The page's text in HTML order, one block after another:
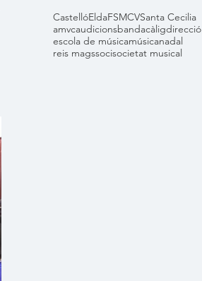
CastellóEldaFSMCVSanta Cecilia
amvcaudicionsbandacàligdirecció
escola de músicamúsicanadal
reis magssocisocietat musical